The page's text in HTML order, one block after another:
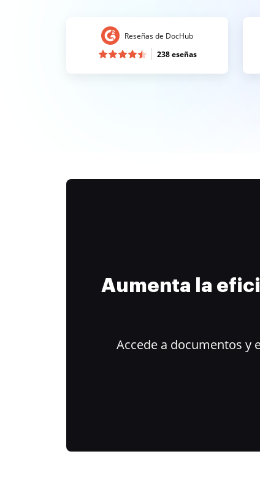
Reseñas de DocHub
238 eseñas
Aumenta la
Accede a documentos y